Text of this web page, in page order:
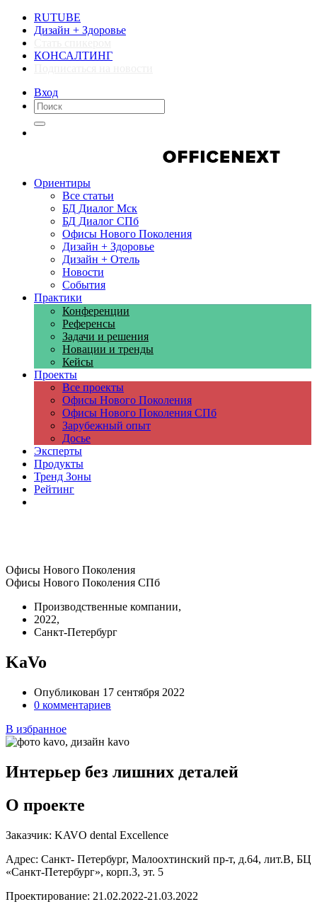
RUTUBE
Дизайн + Здоровье
КОНСАЛТИНГ
Вход
Ориентиры
Все статьи
БД Диалог Мск
БД Диалог СПб
Офисы Нового Поколения
Дизайн + Здоровье
Дизайн + Отель
Новости
События
Практики
Конференции
Референсы
Задачи и решения
Новации и тренды
Кейсы
Проекты
Все проекты
Офисы Нового Поколения
Офисы Нового Поколения СПб
Зарубежный опыт
Досье
Эксперты
Продукты
Тренд Зоны
Рейтинг
Офисы Нового Поколения
Офисы Нового Поколения СПб
Производственные компании,
2022,
Санкт-Петербург
KaVo
Опубликован 17 сентября 2022
0 комментариев
В избранное
Интерьер без лишних деталей
О проекте
Заказчик: KAVO dental Excellence
Адрес: Санкт- Петербург, Малоохтинский пр-т, д.64, лит.В, БЦ
«Санкт-Петербург», корп.3, эт. 5
Проектирование: 21.02.2022-21.03.2022